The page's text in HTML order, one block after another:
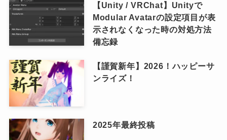
【Unity / VRChat】Unityで
Modular Avatarの設定項目が表
示されなくなった時の対処方法
備忘録
【謹賀新年】2026！ハッピーサ
ンライズ！
2025年最終投稿